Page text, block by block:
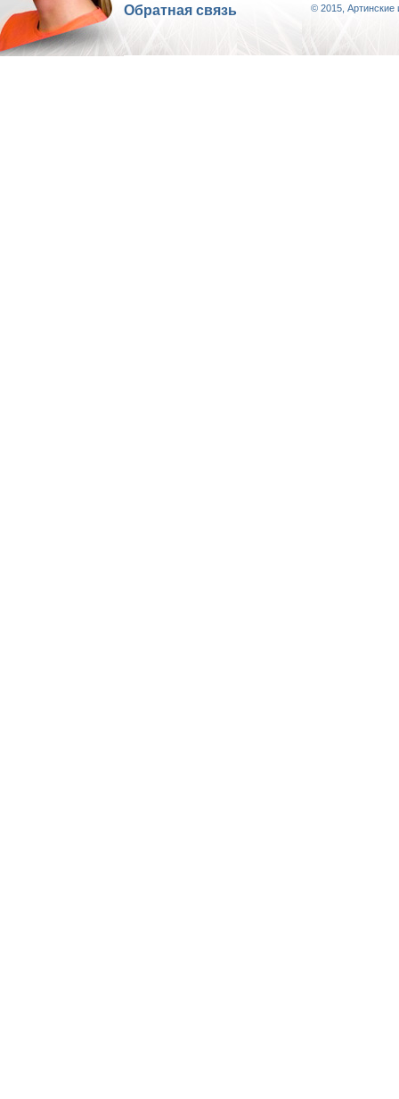
Обратная связь © 2015, Артинские